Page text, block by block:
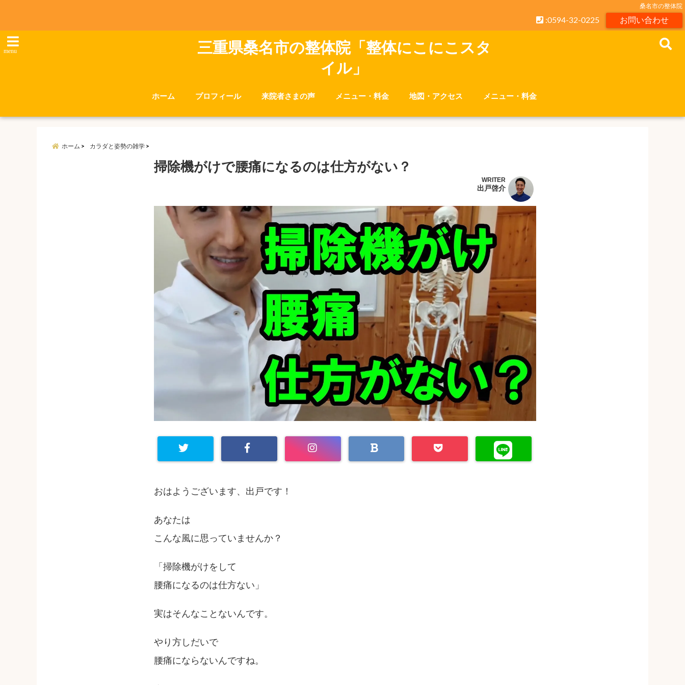
桑名市の整体院
お問い合わせ
:0594-32-0225
menu
三重県桑名市の整体院「整体にこにこスタ
イル」
ホーム プロフィール 来院者さまの声 メニュー・料金 地図・アクセス メニュー・料金
ホーム カラダと姿勢の雑学
掃除機がけで腰痛になるのは仕方がない？
WRITER
出戸啓介
おはようございます、出戸です！
あなたは
こんな風に思っていませんか？
「掃除機がけをして
腰痛になるのは仕方ない」
実はそんなことないんです。
やり方しだいで
腰痛にならないんですね。